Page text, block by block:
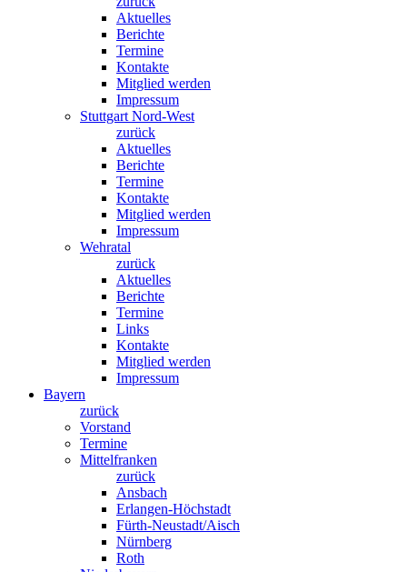
Aktuelles
Berichte
Termine
Kontakte
Mitglied werden
Impressum
Stuttgart Nord-West
zurück
Aktuelles
Berichte
Termine
Kontakte
Mitglied werden
Impressum
Wehratal
zurück
Aktuelles
Berichte
Termine
Links
Kontakte
Mitglied werden
Impressum
Bayern
zurück
Vorstand
Termine
Mittelfranken
zurück
Ansbach
Erlangen-Höchstadt
Fürth-Neustadt/Aisch
Nürnberg
Roth